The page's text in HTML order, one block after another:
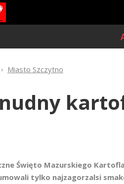
Miasto Szczytno
Święto Mazurskiego
tylko najzagorzalsi